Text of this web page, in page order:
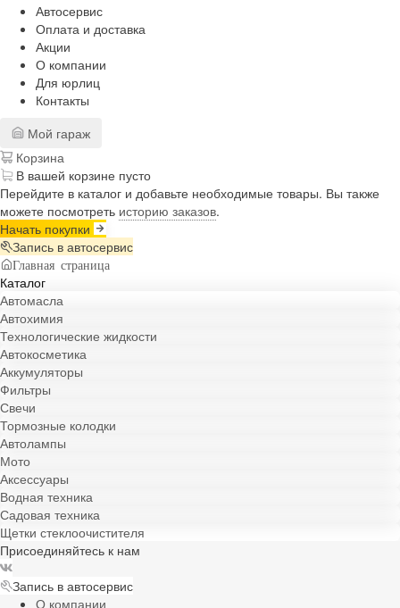
Автосервис
Оплата и доставка
Акции
О компании
Для юрлиц
Контакты
Мой гараж
Корзина
В вашей корзине пусто
Перейдите в каталог и добавьте необходимые товары. Вы также
можете посмотреть историю заказов.
Начать покупки
Запись в автосервис
Главная страница
Каталог
Автомасла
Автохимия
Технологические жидкости
Автокосметика
Аккумуляторы
Фильтры
Свечи
Тормозные колодки
Автолампы
Мото
Аксессуары
Водная техника
Садовая техника
Щетки стеклоочистителя
Присоединяйтесь к нам
Запись в автосервис
О компании